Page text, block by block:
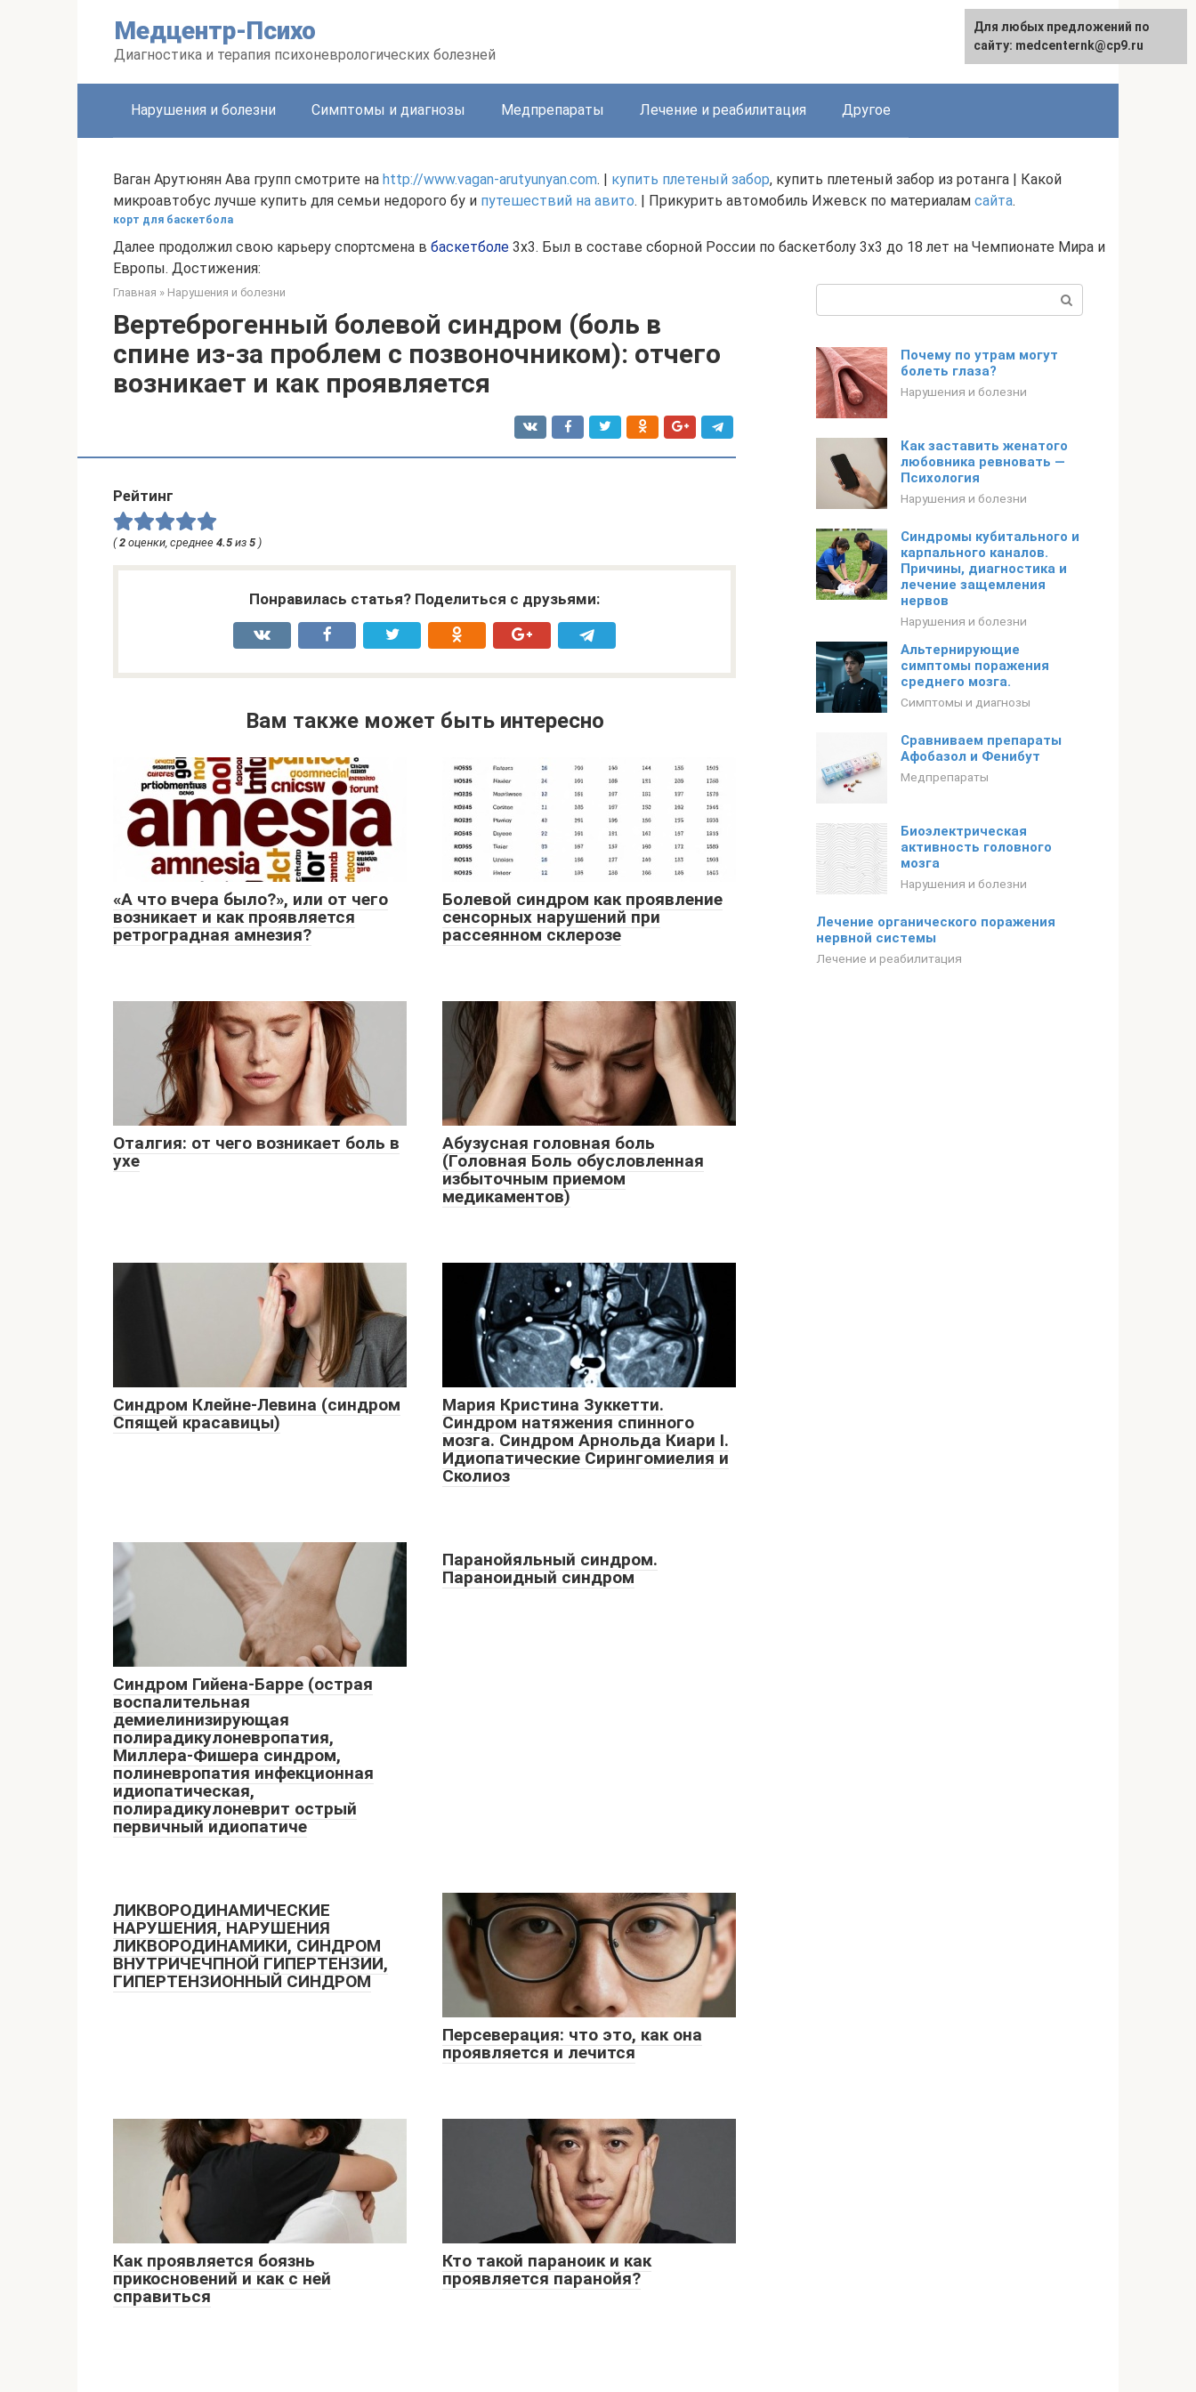
Медцентр-Психо
Диагностика и терапия психоневрологических болезней
English
Нарушения и болезни Симптомы и диагнозы Медпрепараты Лечение и реабилитация Другое
Ваган Арутюнян Ава групп смотрите на http://www.vagan-arutyunyan.com. | купить плетеный забор, купить плетеный забор из ротанга | Какой
микроавтобус лучше купить для семьи недорого бу и путешествий на авито. | Прикурить автомобиль Ижевск по материалам сайта.
корт для баскетбола
Далее продолжил свою карьеру спортсмена в баскетболе 3х3. Был в составе сборной России по баскетболу 3х3 до 18 лет на Чемпионате Мира и
Европы. Достижения:
Главная » Нарушения и болезни
Вертеброгенный болевой синдром (боль в
спине из-за проблем с позвоночником): отчего
возникает и как проявляется
Рейтинг
(2 оценки, среднее 4.5 из 5 )
Понравилась статья? Поделиться с друзьями:
Вам также может быть интересно
«А что вчера было?», или от чего
возникает и как проявляется
ретроградная амнезия?
Болевой синдром как проявление
сенсорных нарушений при
рассеянном склерозе
Оталгия: от чего возникает боль в
ухе
Абузусная головная боль
(Головная Боль обусловленная
избыточным приемом
медикаментов)
Синдром Клейне-Левина (синдром
Спящей красавицы)
Мария Кристина Зуккетти.
Синдром натяжения спинного
мозга. Синдром Арнольда Киари I.
Идиопатические Сирингомиелия и
Сколиоз
Синдром Гийена-Барре (острая
воспалительная
демиелинизирующая
полирадикулоневропатия,
Миллера-Фишера синдром,
полиневропатия инфекционная
идиопатическая,
полирадикулоневрит острый
первичный идиопатиче
Паранойяльный синдром.
Параноидный синдром
ЛИКВОРОДИНАМИЧЕСКИЕ
НАРУШЕНИЯ, НАРУШЕНИЯ
ЛИКВОРОДИНАМИКИ, СИНДРОМ
ВНУТРИЧЕЧПНОЙ ГИПЕРТЕНЗИИ,
ГИПЕРТЕНЗИОННЫЙ СИНДРОМ
Персеверация: что это, как она
проявляется и лечится
Как проявляется боязнь
прикосновений и как с ней
справиться
Кто такой параноик и как
проявляется паранойя?
Почему по утрам могут
болеть глаза?
Нарушения и болезни
Как заставить женатого
любовника ревновать —
Психология
Нарушения и болезни
Синдромы кубитального и
карпального каналов.
Причины, диагностика и
лечение защемления
нервов
Нарушения и болезни
Альтернирующие
симптомы поражения
среднего мозга.
Симптомы и диагнозы
Сравниваем препараты
Афобазол и Фенибут
Медпрепараты
Биоэлектрическая
активность головного
мозга
Нарушения и болезни
Лечение органического поражения
нервной системы
Лечение и реабилитация
Для любых предложений по
сайту: medcenternk@cp9.ru